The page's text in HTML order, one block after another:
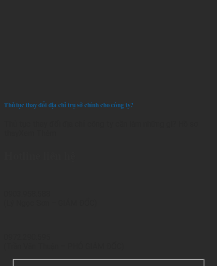
Thủ tục thay đổi địa chỉ trụ sở chính cho công ty?